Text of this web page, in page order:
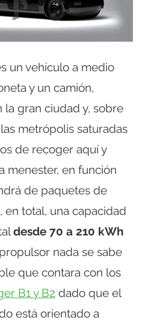
un vehículo a medio
y un camión,
gran ciudad y, sobre
metrópolis saturadas
de recoger aquí y
menester, en función
de paquetes de
en total, una capacidad
desde 70 a 210 kWh
nada se sabe
que contara con los
B1 y B2 dado que el
está orientado a